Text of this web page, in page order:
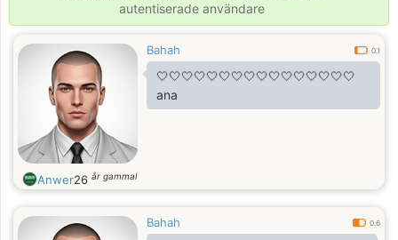
autentiserade användare
Bahah 0.1
🤍🤍🤍🤍🤍🤍🤍🤍🤍🤍🤍🤍🤍🤍🤍🤍
ana
Anwer26 år gammal
Bahah 0.6